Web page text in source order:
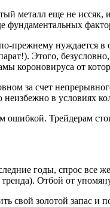
металл еще не
фундаментальных
нуждается
Этого,
от
за счет
в условиях
ошибкой. Трейдерам
годы, спрос
Отбой от
свой золотой запас и